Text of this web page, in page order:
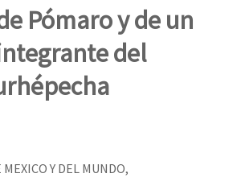
contra a Humanidade”
globales por la libertad de Jesús
Pómaro y de un
del
Y DEL MUNDO,